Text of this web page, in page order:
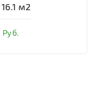
16.1 м2
Руб.